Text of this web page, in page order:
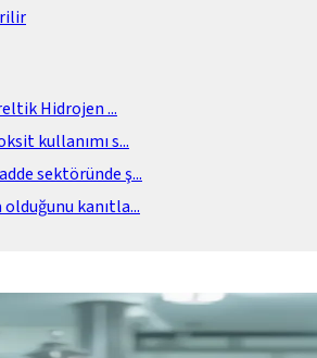
Hidrojen...
kullanımı s...
sektöründe ş...
kanıtla...